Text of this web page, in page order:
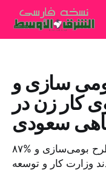
سازی و
کار زن در
سعودی
۸۷% از مراکز سعودی ملزم به اجرای طرح بومی‌سازی و
وزارت کار و توسعه